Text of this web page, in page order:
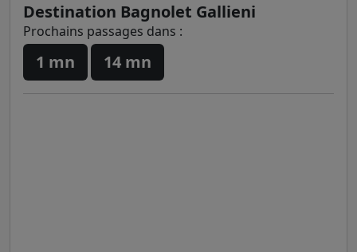
Destination Bagnolet Gallieni
Prochains passages dans :
1 mn 14 mn